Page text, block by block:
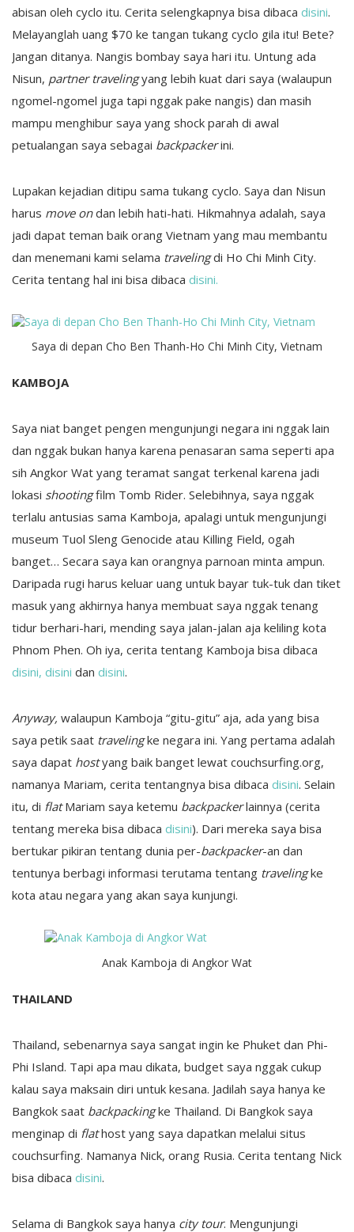
abisan oleh cyclo itu. Cerita selengkapnya bisa dibaca disini.
Melayanglah uang $70 ke tangan tukang cyclo gila itu! Bete?
Jangan ditanya. Nangis bombay saya hari itu. Untung ada
Nisun, partner travelingyang lebih kuat dari saya (walaupun
ngomel-ngomel juga tapi nggak pake nangis) dan masih
mampu menghibur saya yang shock parah di awal
petualangan saya sebagai backpackerini.
Lupakan kejadian ditipu sama tukang cyclo. Saya dan Nisun
harus move ondan lebih hati-hati. Hikmahnya adalah, saya
jadi dapat teman baik orang Vietnam yang mau membantu
dan menemani kami selama travelingdi Ho Chi Minh City.
Cerita tentang hal ini bisa dibaca disini.
Saya di depan Cho Ben Thanh-Ho Chi Minh City, Vietnam
KAMBOJA
Saya niat banget pengen mengunjungi negara ini nggak lain
dan nggak bukan hanya karena penasaran sama seperti apa
sih Angkor Wat yang teramat sangat terkenal karena jadi
lokasi shootingfilm Tomb Rider. Selebihnya, saya nggak
terlalu antusias sama Kamboja, apalagi untuk mengunjungi
museum Tuol Sleng Genocide atau Killing Field, ogah
banget… Secara saya kan orangnya parnoan minta ampun.
Daripada rugi harus keluar uang untuk bayar tuk-tuk dan tiket
masuk yang akhirnya hanya membuat saya nggak tenang
tidur berhari-hari, mending saya jalan-jalan aja keliling kota
Phnom Phen. Oh iya, cerita tentang Kamboja bisa dibaca
disini, disini dan disini.
Anyway, walaupun Kamboja “gitu-gitu” aja, ada yang bisa
saya petik saat travelingke negara ini. Yang pertama adalah
saya dapat hostyang baik banget lewat couchsurfing.org,
namanya Mariam, cerita tentangnya bisa dibaca disini. Selain
itu, di flatMariam saya ketemu backpackerlainnya (cerita
tentang mereka bisa dibaca disini). Dari mereka saya bisa
bertukar pikiran tentang dunia per-backpacker-an dan
tentunya berbagi informasi terutama tentang travelingke
kota atau negara yang akan saya kunjungi.
Anak Kamboja di Angkor Wat
THAILAND
Thailand, sebenarnya saya sangat ingin ke Phuket dan Phi-
Phi Island. Tapi apa mau dikata, budget saya nggak cukup
kalau saya maksain diri untuk kesana. Jadilah saya hanya ke
Bangkok saat backpackingke Thailand. Di Bangkok saya
menginap di flathost yang saya dapatkan melalui situs
couchsurfing. Namanya Nick, orang Rusia. Cerita tentang Nick
bisa dibaca disini.
Selama di Bangkok saya hanya city tour. Mengunjungi